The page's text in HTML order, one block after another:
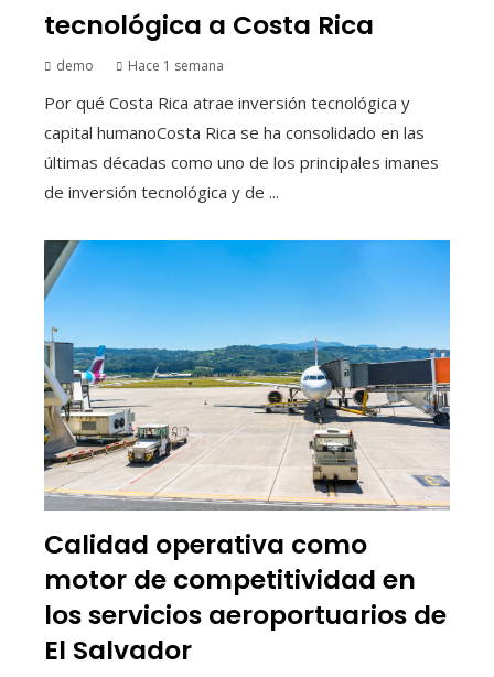
tecnológica a Costa Rica
demo Hace 1 semana
Por qué Costa Rica atrae inversión tecnológica y
capital humanoCosta Rica se ha consolidado en las
últimas décadas como uno de los principales imanes
de inversión tecnológica y de ...
Calidad operativa como
motor de competitividad en
los servicios aeroportuarios de
El Salvador